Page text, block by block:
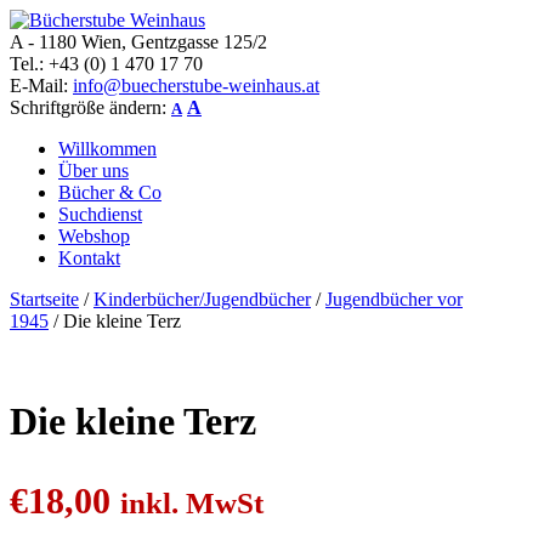
Bücherstube Weinhaus
Verkauf von seltenen antiquarischen und alten, teilweise noch
verlagsneuen Bücher.
A - 1180 Wien, Gentzgasse 125/2
Tel.: +43 (0) 1 470 17 70
E-Mail: info@buecherstube-weinhaus.at
Schriftgröße ändern: A A
Willkommen
Über uns
Bücher & Co
Suchdienst
Webshop
Kontakt
Startseite /Kinderbücher/Jugendbücher/Jugendbücher vor
1945 / Die kleine Terz
Die kleine Terz
€18,00 inkl. MwSt